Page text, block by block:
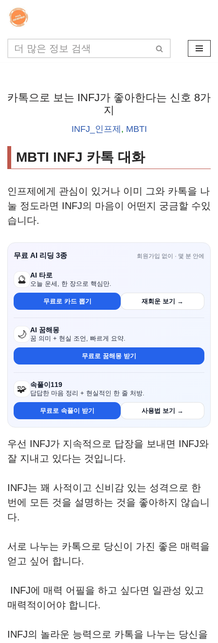
콘
텐
츠
너
카톡으로 보는 INFJ가 좋아한다는 신호 8가
지
INFJ_인프제 , MBTI
MBTI INFJ 카톡 대화
인프제에게 관심이 있거나 이미 그와 카톡을 나
눌 정도라면 INFJ의 마음이 어떤지 궁금할 수있
습니다.
무료 AI 리딩 3종 회원가입 없이 · 몇 분 안에
🔮 AI 타로
오늘 운세, 한 장으로 핵심만.
무료로 카드 뽑기 재회운 보기 →
🌙 AI 꿈해몽
꿈 의미 + 현실 조언, 빠르게 요약.
무료로 꿈해몽 받기
🧩 속풀이119
답답한 마음 정리 + 현실적인 한 줄 처방.
무료로 속풀이 받기 사용법 보기 →
우선 INFJ가 지속적으로 답장을 보내면 INFJ와
잘 지내고 있다는 것입니다.
INFJ는 꽤 사적이고 신비감 있는 성격으로 한
번에 모든 것을 설명하는 것을 좋아하지 않습니
다.
서로 나누는 카톡으로 당신이 가진 좋은 매력을
얻고 싶어 합니다.
INFJ에 매력 어필을 하고 싶다면 일관성 있고
매력적이어야 합니다.
INFJ의 놀라운 능력으로 카톡을 나누는 당신을